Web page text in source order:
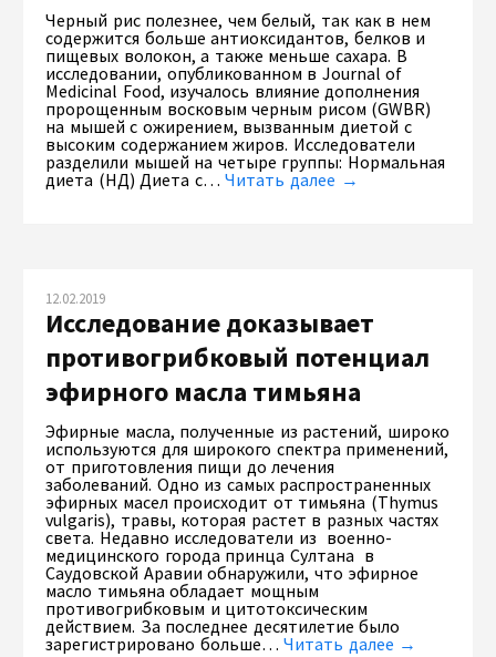
Черный рис полезнее, чем белый, так как в нем
содержится больше антиоксидантов, белков и
пищевых волокон, а также меньше сахара. В
исследовании, опубликованном в Journal of
Medicinal Food, изучалось влияние дополнения
пророщенным восковым черным рисом (GWBR)
на мышей с ожирением, вызванным диетой с
высоким содержанием жиров. Исследователи
разделили мышей на четыре группы: Нормальная
диета (НД) Диета с…Читать далее →
12.02.2019
Исследование доказывает
противогрибковый потенциал
эфирного масла тимьяна
Эфирные масла, полученные из растений, широко
используются для широкого спектра применений,
от приготовления пищи до лечения
заболеваний. Одно из самых распространенных
эфирных масел происходит от тимьяна (Thymus
vulgaris), травы, которая растет в разных частях
света. Недавно исследователи из военно-
медицинского города принца Султана в
Саудовской Аравии обнаружили, что эфирное
масло тимьяна обладает мощным
противогрибковым и цитотоксическим
действием. За последнее десятилетие было
зарегистрировано больше…Читать далее →